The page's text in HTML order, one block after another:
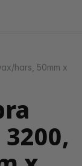
hars, 50mm x